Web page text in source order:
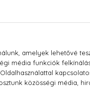
Intense